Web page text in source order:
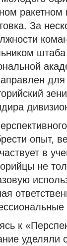
ракетном
За
опыт,
в
не
к
уделяли